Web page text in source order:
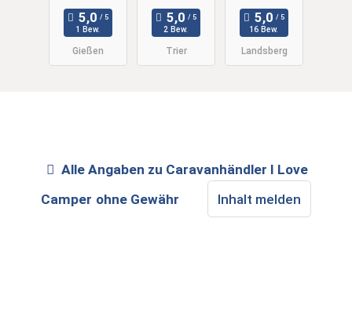
1 Bew.
Gießen
2 Bew.
Trier
16 Bew.
Landsberg
Alle Angaben zu Caravanhändler I Love
Camper ohne Gewähr Inhalt melden